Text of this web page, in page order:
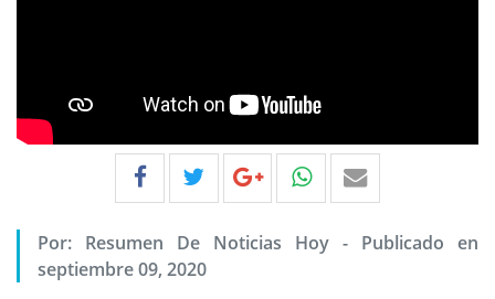
Por: Resumen De Noticias Hoy - Publicado en
septiembre 09, 2020